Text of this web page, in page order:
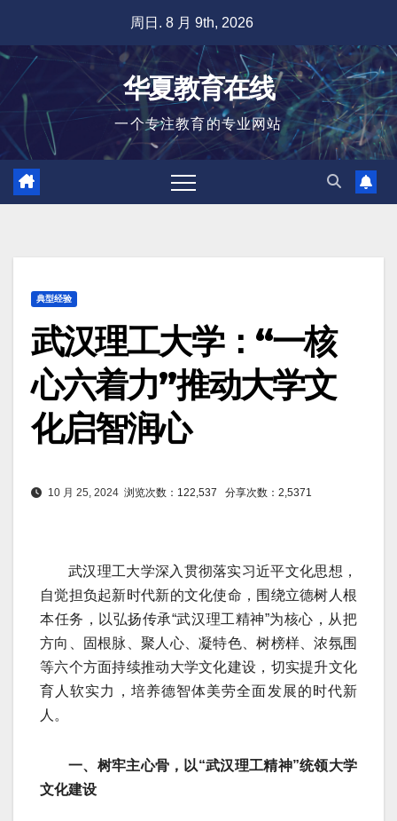
容
周日. 8 月 9th, 2026
华夏教育在线
一个专注教育的专业网站
典型经验
武汉理工大学：“一核
心六着力”推动大学文
化启智润心
10 月 25, 2024 浏览次数：122,537 分享次数：2,5371
武汉理工大学深入贯彻落实习近平文化思想，
自觉担负起新时代新的文化使命，围绕立德树人根
本任务，以弘扬传承“武汉理工精神”为核心，从把
方向、固根脉、聚人心、凝特色、树榜样、浓氛围
等六个方面持续推动大学文化建设，切实提升文化
育人软实力，培养德智体美劳全面发展的时代新
人。
一、树牢主心骨，以“武汉理工精神”统领大学
文化建设